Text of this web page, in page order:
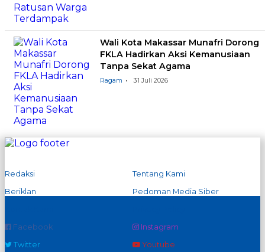
Wali Kota Makassar Munafri Dorong
FKLA Hadirkan Aksi Kemanusiaan
Tanpa Sekat Agama
Ragam 31 Juli 2026
Redaksi
Tentang Kami
Beriklan
Pedoman Media Siber
Facebook
Instagram
Twitter
Youtube